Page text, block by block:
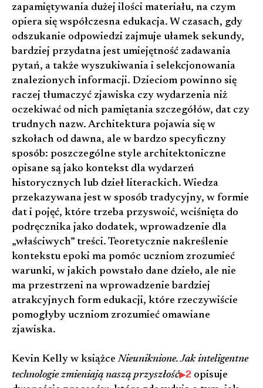
zapamiętywania dużej ilości materiału, na czym
opiera się współczesna edukacja. W czasach, gdy
odszukanie odpowiedzi zajmuje ułamek sekundy,
bardziej przydatna jest umiejętność zadawania
pytań, a także wyszukiwania i selekcjonowania
znalezionych informacji. Dzieciom powinno się
raczej tłumaczyć zjawiska czy wydarzenia niż
oczekiwać od nich pamiętania szczegółów, dat czy
trudnych nazw. Architektura pojawia się w
szkołach od dawna, ale w bardzo specyficzny
sposób: poszczególne style architektoniczne
opisane są jako kontekst dla wydarzeń
historycznych lub dzieł literackich. Wiedza
przekazywana jest w sposób tradycyjny, w formie
dat i pojęć, które trzeba przyswoić, wciśnięta do
podręcznika jako dodatek, wprowadzenie dla
„właściwych” treści. Teoretycznie nakreślenie
kontekstu epoki ma pomóc uczniom zrozumieć
warunki, w jakich powstało dane dzieło, ale nie
ma przestrzeni na wprowadzenie bardziej
atrakcyjnych form edukacji, które rzeczywiście
pomogłyby uczniom zrozumieć omawiane
zjawiska.
Kevin Kelly w książceNieuniknione. Jak inteligentne
technologie zmieniają naszą przyszłość
2 opisuje